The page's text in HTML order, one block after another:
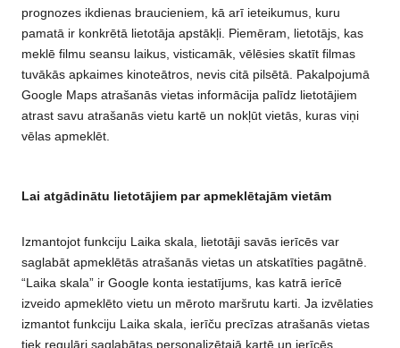
prognozes ikdienas braucieniem, kā arī ieteikumus, kuru
pamatā ir konkrētā lietotāja apstākļi. Piemēram, lietotājs, kas
meklē filmu seansu laikus, visticamāk, vēlēsies skatīt filmas
tuvākās apkaimes kinoteātros, nevis citā pilsētā. Pakalpojumā
Google Maps atrašanās vietas informācija palīdz lietotājiem
atrast savu atrašanās vietu kartē un nokļūt vietās, kuras viņi
vēlas apmeklēt.
Lai atgādinātu lietotājiem par apmeklētajām vietām
Izmantojot funkciju Laika skala, lietotāji savās ierīcēs var
saglabāt apmeklētās atrašanās vietas un atskatīties pagātnē.
“Laika skala” ir Google konta iestatījums, kas katrā ierīcē
izveido apmeklēto vietu un mēroto maršrutu karti. Ja izvēlaties
izmantot funkciju Laika skala, ierīču precīzas atrašanās vietas
tiek regulāri saglabātas personalizētajā kartē un ierīcēs,